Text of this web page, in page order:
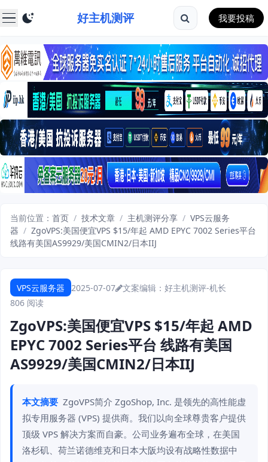
好主机测评 我要投稿
当前位置： 首页 / 技术文章 / 主机测评分享 / VPS云服务
器 / ZgoVPS:美国便宜VPS $15/年起 AMD EPYC 7002 Series平台
线路有美国AS9929/美国CMIN2/日本IIJ
VPS云服务器 2025-07-07
文案编辑：好主机测评-机长
806 阅读
ZgoVPS:美国便宜VPS $15/年起 AMD
EPYC 7002 Series平台 线路有美国
AS9929/美国CMIN2/日本IIJ
本文摘要 ZgoVPS简介 ZgoShop, Inc. 是领先的高性能虚
拟专用服务器 (VPS) 提供商。我们以向全球尊贵客户提供
顶级 VPS 解决方案而自豪。公司业务遍布全球，在美国
洛杉矶、荷兰诺德维克和日本大阪均设有战略性数据中